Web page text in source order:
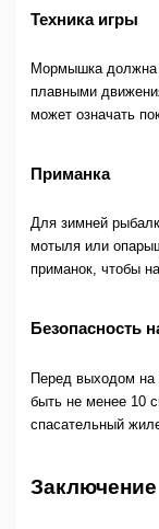
Техника игры
Мормышка должна
плавными
может означать
Приманка
Для зимней
мотыля или
приманок, чтобы
Безопасность
Перед выходом на
быть не менее 10
спасательный
Заключение